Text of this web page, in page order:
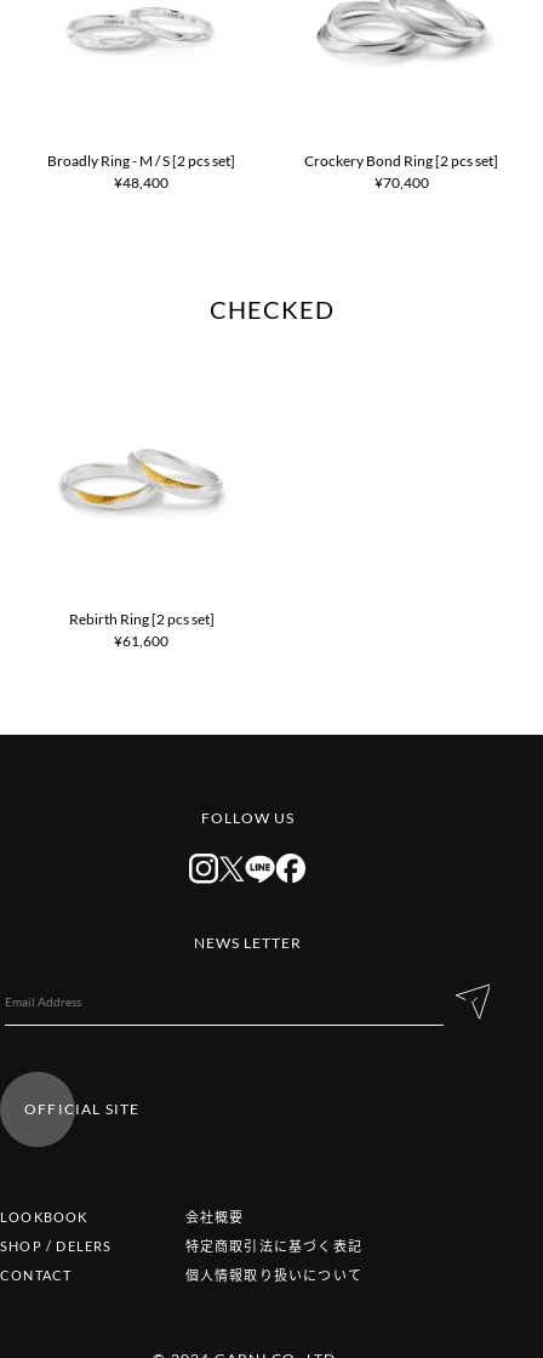
Broadly Ring - M / S [2 pcs set]
¥48,400
Crockery Bond Ring [2 pcs set]
¥70,400
CHECKED
Rebirth Ring [2 pcs set]
¥61,600
FOLLOW US
NEWS LETTER
OFFICIAL SITE
LOOKBOOK
SHOP / DELERS
CONTACT
会社概要
特定商取引法に基づく表記
個人情報取り扱いについて